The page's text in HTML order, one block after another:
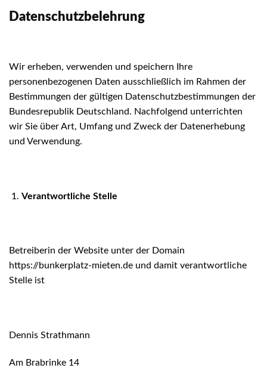
Datenschutzbelehrung
Wir erheben, verwenden und speichern Ihre
personenbezogenen Daten ausschließlich im Rahmen der
Bestimmungen der gültigen Datenschutzbestimmungen der
Bundesrepublik Deutschland. Nachfolgend unterrichten
wir Sie über Art, Umfang und Zweck der Datenerhebung
und Verwendung.
Verantwortliche Stelle
Betreiberin der Website unter der Domain
https://bunkerplatz-mieten.de und damit verantwortliche
Stelle ist
Dennis Strathmann
Am Brabrinke 14